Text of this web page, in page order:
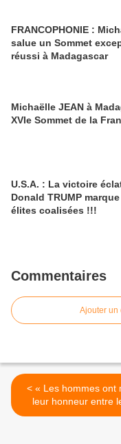
FRANCOPHONIE :
salue un Sommet
réussi à Madagascar
Michaëlle JEAN à
XVIe Sommet de la
U.S.A. : La victoire
Donald TRUMP
élites coalisées !!!
Commentaires
Ajouter un
< « Les hommes ont mis
leur honneur entre
cuisses des